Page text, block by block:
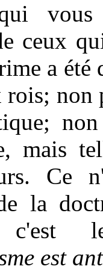
vous
ceux
a été
rois; non
mais
Ce
la
est